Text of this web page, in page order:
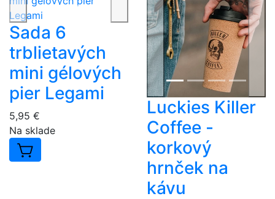
Sada 6
trblietavých
mini gélových
pier Legami
5,95 €
Na sklade
Luckies Killer
Coffee -
korkový
hrnček na
kávu